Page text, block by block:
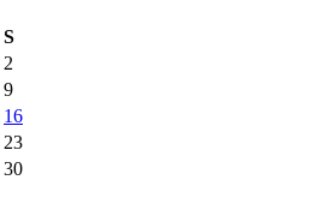
S
2
9
16
23
30